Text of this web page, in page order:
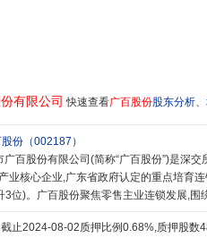
有限公司 快速查看广百股份股东分析、
股份 （002187 ）
业核心企业,广东省政府认定的重点培育
3位)。广百股份聚焦零售主业连锁发展,
领者1991年2月8日,广州百货大厦正式成
截止2024-08-02质押比例0.68%,质押股数